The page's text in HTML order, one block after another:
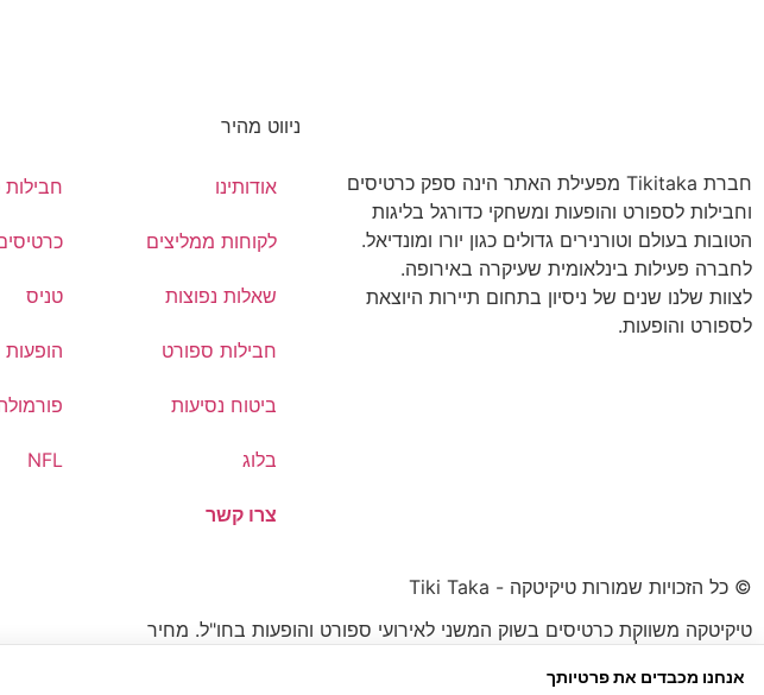
חברת Tikitaka מפעילת האתר הינה ספק כרטיסים
וחבילות לספורט והופעות ומשחקי כדורגל בליגות
הטובות בעולם וטורנירים גדולים כגון יורו ומונדיאל.
לחברה פעילות בינלאומית שעיקרה באירופה.
לצוות שלנו שנים של ניסיון בתחום תיירות היוצאת
לספורט והופעות.
ניווט מהיר
אודותינו
לקוחות ממליצים
שאלות נפוצות
חבילות ספורט
ביטוח נסיעות
בלוג
צרו קשר
חבילות
טניס
הופעות
פורמולה
NFL
© כל הזכויות שמורות טיקיטקה - Tiki Taka
טיקיטקה משווקת כרטיסים בשוק המשני לאירועי ספורט והופעות בחו"ל. מחיר
הכרטיס עשוי להיות נמוך או גבוה מהמחיר הרשמי.
אנחנו מכבדים את פרטיותך